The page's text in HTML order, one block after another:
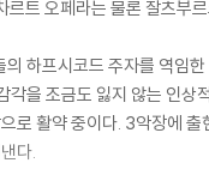
트 오페라는 물론 잘츠부
하프시코드 주자를 역임
을 조금도 잃지 않는 인상
로 활약 중이다. 3악장에
다.